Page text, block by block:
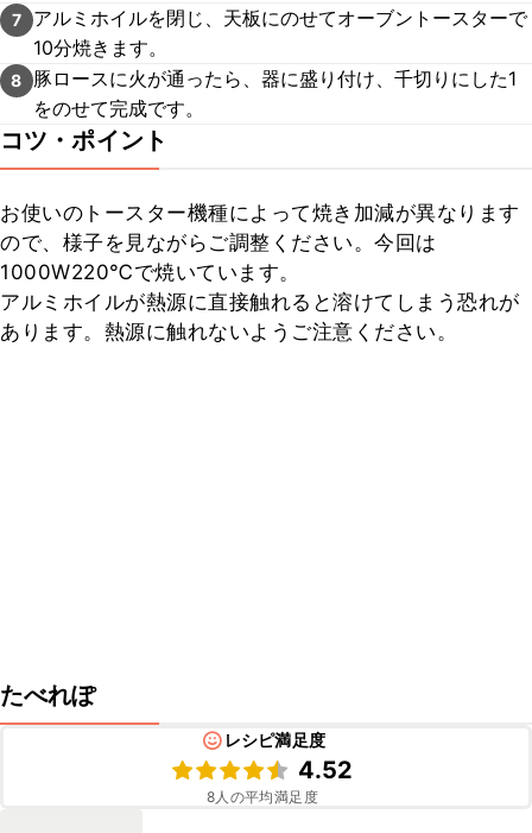
7
アルミホイルを閉じ、天板にのせてオーブントースターで
10分焼きます。
8
豚ロースに火が通ったら、器に盛り付け、千切りにした1
をのせて完成です。
コツ・ポイント
お使いのトースター機種によって焼き加減が異なります
ので、様子を見ながらご調整ください。今回は
1000W220℃で焼いています。
アルミホイルが熱源に直接触れると溶けてしまう恐れが
あります。熱源に触れないようご注意ください。
たべれぽ
レシピ満足度
4.52
8人の平均満足度